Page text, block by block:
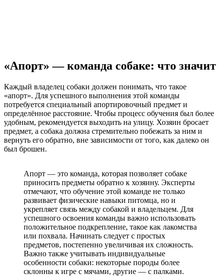
«Апорт» — команда собаке: что значит
Каждый владелец собаки должен понимать, что такое
«апорт». Для успешного выполнения этой команды
потребуется специальный апортировочный предмет и
определённое расстояние. Чтобы процесс обучения был более
удобным, рекомендуется выходить на улицу. Хозяин бросает
предмет, а собака должна стремительно побежать за ним и
вернуть его обратно, вне зависимости от того, как далеко он
был брошен.
Апорт — это команда, которая позволяет собаке
приносить предметы обратно к хозяину. Эксперты
отмечают, что обучение этой команде не только
развивает физические навыки питомца, но и
укрепляет связь между собакой и владельцем. Для
успешного освоения команды важно использовать
положительное подкрепление, такое как лакомства
или похвала. Начинать следует с простых
предметов, постепенно увеличивая их сложность.
Важно также учитывать индивидуальные
особенности собаки: некоторые породы более
склонны к игре с мячами, другие — с палками.